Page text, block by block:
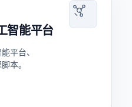
智能平台
平台、
本。